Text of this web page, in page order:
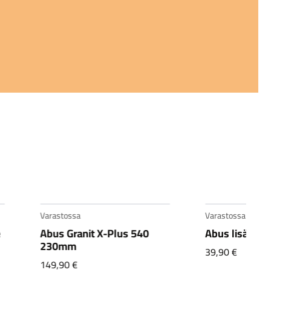
Varastossa
Abus lisäketju 85cm musta
39,90€